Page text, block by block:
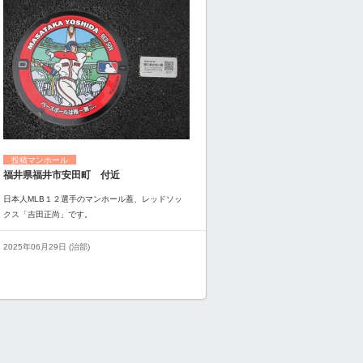
投稿マンホール
福井県福井市安田町 付近
日本人MLB１２選手のマンホール蓋、レッドソッ
クス「吉田正尚」です。
2025年06月29日 (治部)